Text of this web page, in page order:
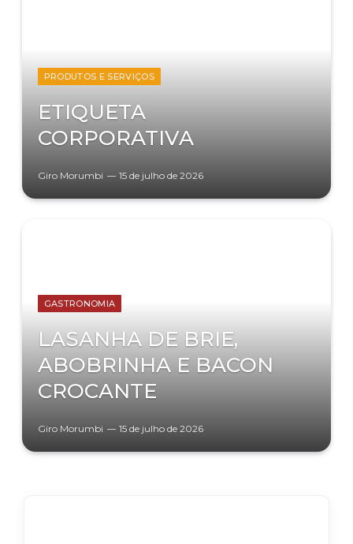
PRODUTOS E SERVIÇOS
ETIQUETA
CORPORATIVA
Giro Morumbi 15 de julho de 2026
GASTRONOMIA
LASANHA DE BRIE,
ABOBRINHA E BACON
CROCANTE
Giro Morumbi 15 de julho de 2026